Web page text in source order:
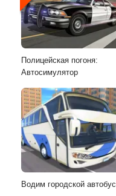
Полицейская погоня:
Автосимулятор
Водим городской автобус